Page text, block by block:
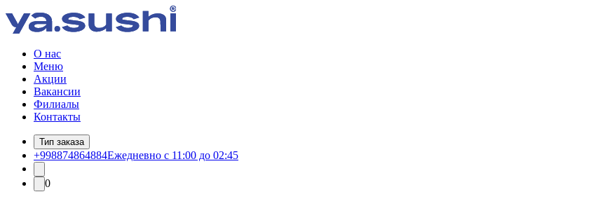
О нас
Меню
Акции
Вакансии
Филиалы
Контакты
Тип заказа
+998874864884Ежедневно с 11:00 до 02:45
0